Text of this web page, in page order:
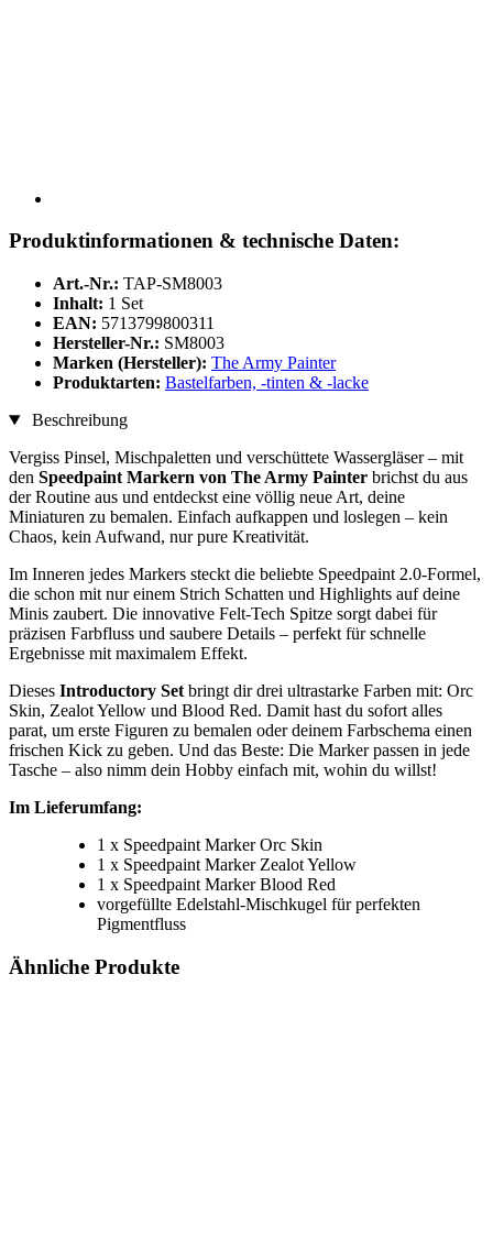
Produktinformationen & technische Daten:
Art.-Nr.: TAP-SM8003
Inhalt: 1 Set
EAN: 5713799800311
Hersteller-Nr.: SM8003
Marken (Hersteller): The Army Painter
Produktarten: Bastelfarben, -tinten & -lacke
Beschreibung
Vergiss Pinsel, Mischpaletten und verschüttete Wassergläser – mit
den Speedpaint Markern von The Army Painter brichst du aus
der Routine aus und entdeckst eine völlig neue Art, deine
Miniaturen zu bemalen. Einfach aufkappen und loslegen – kein
Chaos, kein Aufwand, nur pure Kreativität.
Im Inneren jedes Markers steckt die beliebte Speedpaint 2.0-Formel,
die schon mit nur einem Strich Schatten und Highlights auf deine
Minis zaubert. Die innovative Felt-Tech Spitze sorgt dabei für
präzisen Farbfluss und saubere Details – perfekt für schnelle
Ergebnisse mit maximalem Effekt.
Dieses Introductory Set bringt dir drei ultrastarke Farben mit: Orc
Skin, Zealot Yellow und Blood Red. Damit hast du sofort alles
parat, um erste Figuren zu bemalen oder deinem Farbschema einen
frischen Kick zu geben. Und das Beste: Die Marker passen in jede
Tasche – also nimm dein Hobby einfach mit, wohin du willst!
Im Lieferumfang:
1 x Speedpaint Marker Orc Skin
1 x Speedpaint Marker Zealot Yellow
1 x Speedpaint Marker Blood Red
vorgefüllte Edelstahl-Mischkugel für perfekten
Pigmentfluss
Ähnliche Produkte